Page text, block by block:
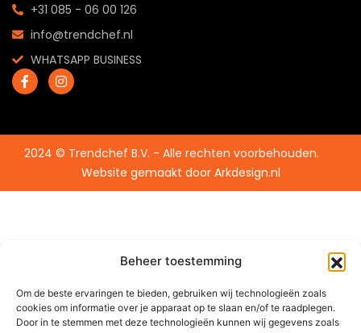
Beheer toestemming
Om de beste ervaringen te bieden, gebruiken wij technologieën zoals
cookies om informatie over je apparaat op te slaan en/of te raadplegen.
Door in te stemmen met deze technologieën kunnen wij gegevens zoals
+31 085 - 06 00 126
info@trendchef.nl
WHATSAPP BUSINESS
2024 © Trendchef B.V. - Alle rechten voorbehouden.
Website gemaakt door Arkdesign.nl